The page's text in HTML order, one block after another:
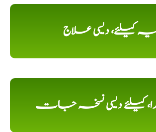
کیلئے، دیسی علاج
کیلئے دیسی نسخہ جات